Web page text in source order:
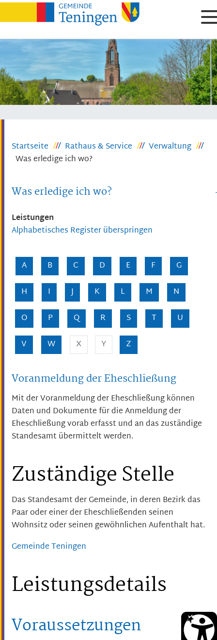
Startseite Rathaus & Service
Verwaltung
Was erledige ich wo?
Was erledige ich wo?
Leistungen
Alphabetisches Register überspringen
A B C D E F
G
H
I J K L M
N
O
P Q R S T
U
V
W X Y Z
Voranmeldung der Eheschließung
Mit der Voranmeldung der Eheschließung können
Daten und Dokumente für die Anmeldung der
Eheschließung vorab erfasst und an das zuständige
Standesamt übermittelt werden.
Zuständige Stelle
Das Standesamt der Gemeinde, in deren Bezirk das
Paar oder einer der Eheschließenden seinen
Wohnsitz oder seinen gewöhnlichen Aufenthalt hat.
Gemeinde Teningen
Leistungsdetails
Voraussetzungen